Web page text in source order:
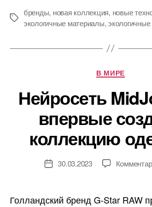
Метки
бренды, новая коллекция, новые
экологичные материалы,экологичные
Рубрики
В МИРЕ
Нейросеть
впервые
коллекцию
Дата30.03.2023
Голландский бренд G-Star RAW